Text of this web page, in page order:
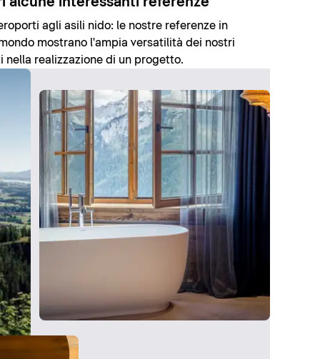
agli asili nido: le nostre referenze in
mostrano l'ampia versatilità dei nostri
nella realizzazione di un progetto.